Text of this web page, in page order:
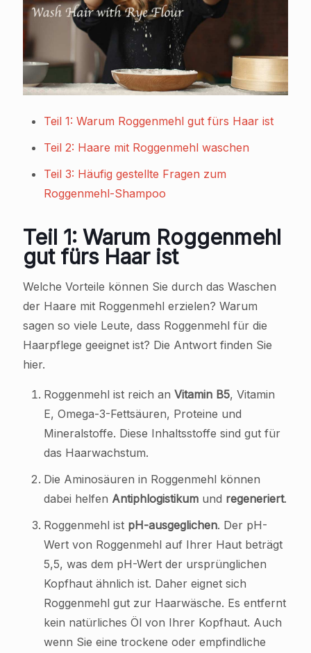
Teil 1: Warum Roggenmehl gut fürs Haar ist
Teil 2: Haare mit Roggenmehl waschen
Teil 3: Häufig gestellte Fragen zum
Roggenmehl-Shampoo
Teil 1: Warum Roggenmehl
gut fürs Haar ist
Welche Vorteile können Sie durch das Waschen
der Haare mit Roggenmehl erzielen? Warum
sagen so viele Leute, dass Roggenmehl für die
Haarpflege geeignet ist? Die Antwort finden Sie
hier.
Roggenmehl ist reich an Vitamin B5, Vitamin
E, Omega-3-Fettsäuren, Proteine und
Mineralstoffe. Diese Inhaltsstoffe sind gut für
das Haarwachstum.
Die Aminosäuren in Roggenmehl können
dabei helfen Antiphlogistikum und regeneriert.
Roggenmehl ist pH-ausgeglichen. Der pH-
Wert von Roggenmehl auf Ihrer Haut beträgt
5,5, was dem pH-Wert der ursprünglichen
Kopfhaut ähnlich ist. Daher eignet sich
Roggenmehl gut zur Haarwäsche. Es entfernt
kein natürliches Öl von Ihrer Kopfhaut. Auch
wenn Sie eine trockene oder empfindliche